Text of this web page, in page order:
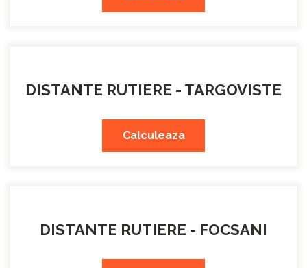
DISTANTE RUTIERE - TARGOVISTE
Calculeaza
DISTANTE RUTIERE - FOCSANI